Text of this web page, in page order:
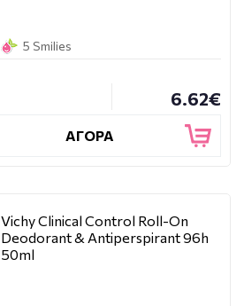
5 Smilies
6.62€
ΑΓΟΡΑ
Vichy Clinical Control Roll-On
Deodorant & Antiperspirant 96h
50ml